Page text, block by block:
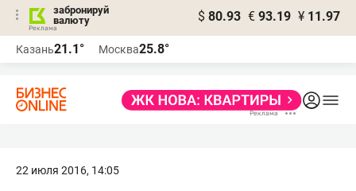
забронируй
валюту
$ 80.93 € 93.19 ¥ 11.97
Казань21.1° Москва25.8°
22 июля 2016, 14:05